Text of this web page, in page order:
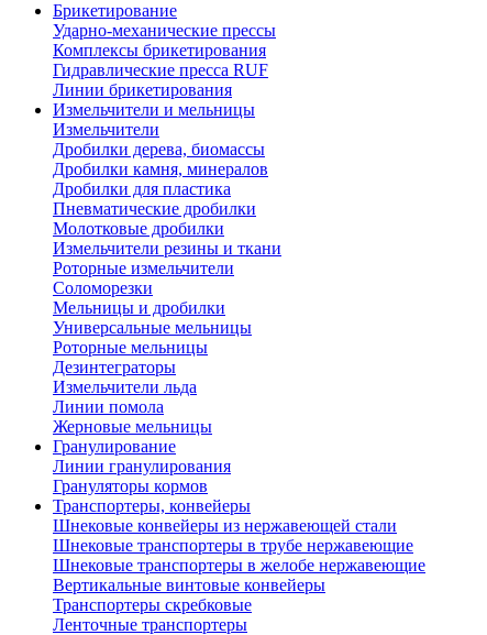
Брикетирование
Ударно-механические прессы
Комплексы брикетирования
Гидравлические пресса RUF
Линии брикетирования
Измельчители и мельницы
Измельчители
Дробилки дерева, биомассы
Дробилки камня, минералов
Дробилки для пластика
Пневматические дробилки
Молотковые дробилки
Измельчители резины и ткани
Роторные измельчители
Соломорезки
Мельницы и дробилки
Универсальные мельницы
Роторные мельницы
Дезинтеграторы
Измельчители льда
Линии помола
Жерновые мельницы
Гранулирование
Линии гранулирования
Грануляторы кормов
Транспортеры, конвейеры
Шнековые конвейеры из нержавеющей стали
Шнековые транспортеры в трубе нержавеющие
Шнековые транспортеры в желобе нержавеющие
Вертикальные винтовые конвейеры
Транспортеры скребковые
Ленточные транспортеры